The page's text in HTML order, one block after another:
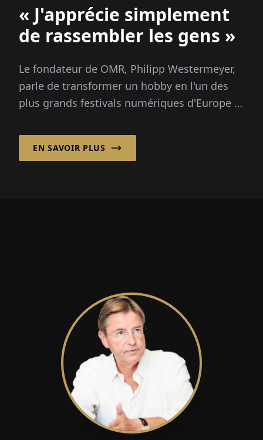
« J'apprécie simplement
de rassembler les gens »
Le fondateur de OMR, Philipp Westermeyer,
parle de transformer un hobby en l'un des
plus grands festivals numériques d'Europe :
pas de grand plan.
EN SAVOIR PLUS